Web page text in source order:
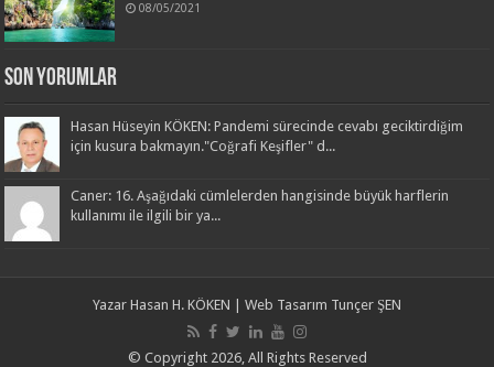
08/05/2021
Son Yorumlar
Hasan Hüseyin KÖKEN: Pandemi sürecinde cevabı geciktirdiğim
için kusura bakmayın."Coğrafi Keşifler" d...
Caner: 16. Aşağıdaki cümlelerden hangisinde büyük harflerin
kullanımı ile ilgili bir ya...
Yazar Hasan H. KÖKEN | Web Tasarım Tunçer ŞEN
© Copyright 2026, All Rights Reserved